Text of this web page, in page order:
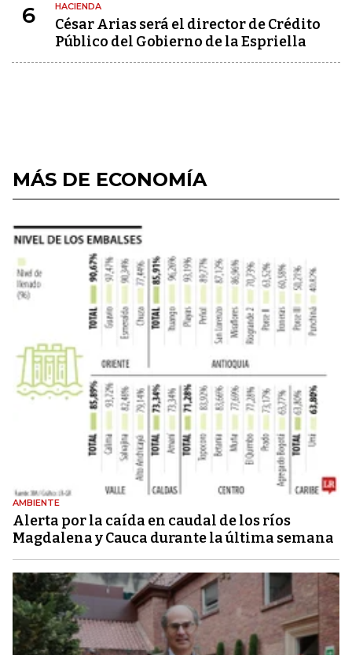
6 HACIENDA
César Arias será el director de Crédito
Público del Gobierno de la Espriella
MÁS DE ECONOMÍA
AMBIENTE
Alerta por la caída en caudal de los ríos
Magdalena y Cauca durante la última semana